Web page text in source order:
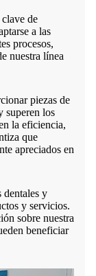
de
a las
procesos,
nuestra línea
piezas de
superen los
la eficiencia,
que
apreciados en
dentales y
y servicios.
sobre nuestra
beneficiar